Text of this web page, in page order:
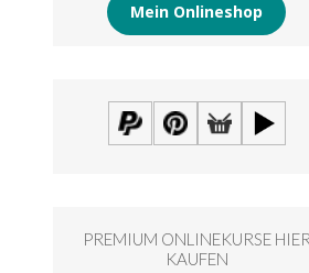
Mein Onlineshop
PREMIUM ONLINEKURSE HIER
KAUFEN